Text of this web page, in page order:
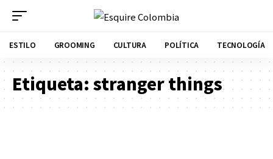
ESTILO GROOMING CULTURA POLÍTICA TECNOLOGÍA
Etiqueta: stranger things